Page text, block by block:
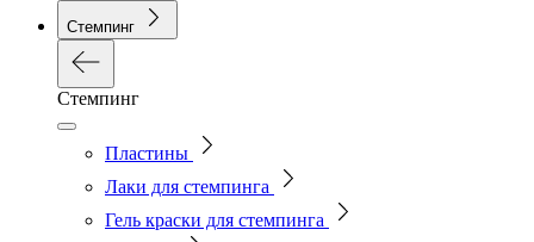
Стемпинг
Стемпинг
Пластины
Лаки для стемпинга
Гель краски для стемпинга